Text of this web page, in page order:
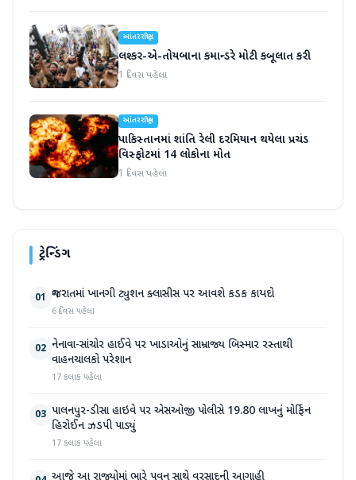
આંતરરાષ્ટ્રીય
લશ્કર-એ-તોયબાના કમાન્ડરે મોટી કબૂલાત કરી
1 દિવસ પહેલા
આંતરરાષ્ટ્રીય
પાકિસ્તાનમાં શાંતિ રેલી દરમિયાન થયેલા પ્રચંડ
વિસ્ફોટમાં 14 લોકોના મોત
1 દિવસ પહેલા
ટ્રેન્ડિંગ
01 ગુજરાતમાં ખાનગી ટ્યુશન ક્લાસીસ પર આવશે કડક કાયદો
6 દિવસ પહેલા
02 નેનાવા-સાંચોર હાઈવે પર ખાડાઓનું સામ્રાજ્ય બિસ્માર રસ્તાથી
વાહનચાલકો પરેશાન
17 કલાક પહેલા
03 પાલનપુર-ડીસા હાઇવે પર એસઓજી પોલીસે 19.80 લાખનું મોર્ફિન
હિરોઈન ઝડપી પાડ્યું
17 કલાક પહેલા